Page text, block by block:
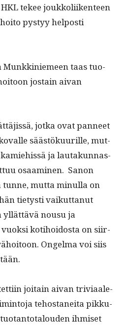
tekee joukkoli­iken­teen
pystyy hel­posti
Munkkiniemeen taas tuo­
jostain aivan
jot­ka ovat pan­neet
säästöku­urille, mut­
ja lau­takun­nas­
osaami­nen. Sanon
tunne, mut­ta min­ul­la on
tietysti vaikut­tanut
yllät­tävä nousu ja
koti­hoi­dos­ta on siir­
Ongel­ma voi siis
joitain aivan triv­i­aale­
tehostanei­ta pikku­
ihmiset